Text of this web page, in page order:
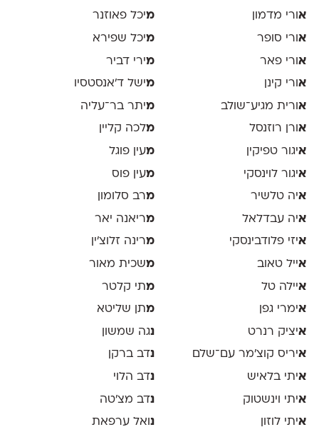
אורי מדמון
אורי סופר
אורי פאר
אורי קינן
אורית מגיע־שולב
אורן רוזנסל
איגור טפיקין
איגור לוינסקי
איה טלשיר
איה עבדלאל
איזי פלודבינסקי
אייל טאוב
איילה טל
אימרי גפן
איציק רנרט
איריס קוצ׳מר עם־שלם
איתי בלאיש
איתי וינשטוק
איתי לוזון
מיכל פאוזנר
מיכל שפירא
מירי דביר
מישל ד׳אנסטסיו
מיתר בר־עליה
מלכה קליין
מעין פוגל
מעין פוס
מרב סלומון
מריאנה יאר
מרינה זלוצ׳ין
משכית מאור
מתי קלטר
מתן שליטא
נגה שמשון
נדב ברקן
נדב הלוי
נדב מצ׳טה
נ ואל ערפאת